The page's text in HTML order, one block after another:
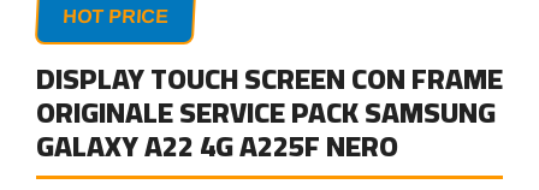
HOT PRICE
DISPLAY TOUCH SCREEN CON FRAME
ORIGINALE SERVICE PACK SAMSUNG
GALAXY A22 4G A225F NERO